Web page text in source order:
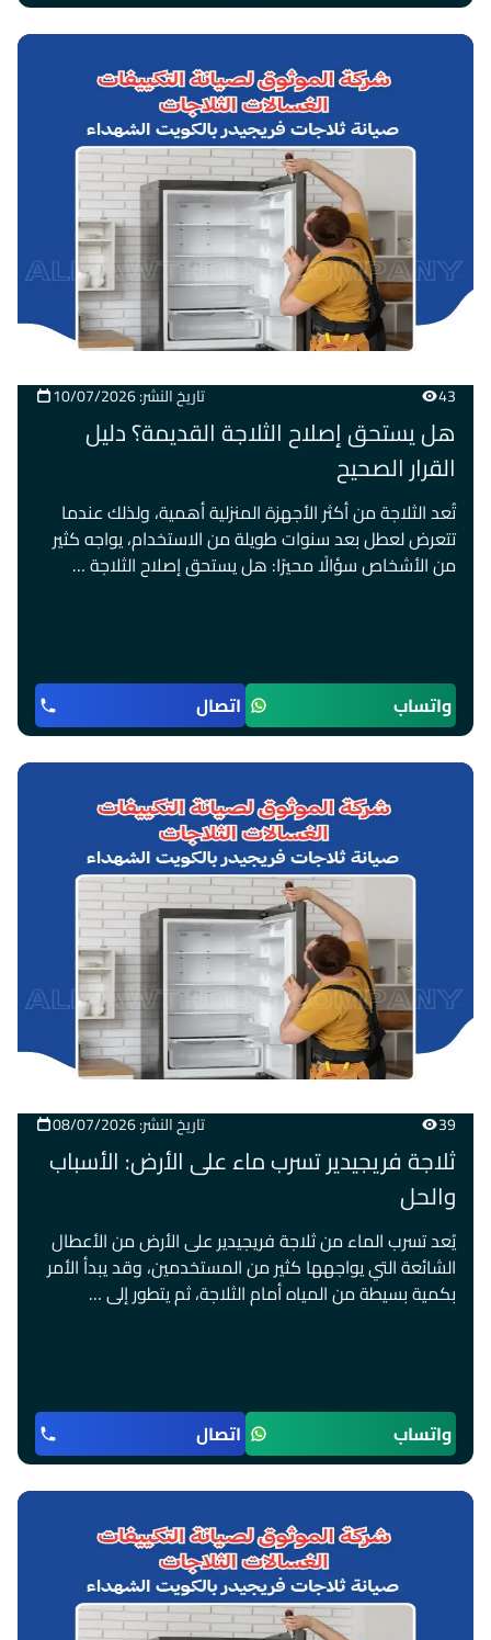
43 تاريخ النشر: 10/07/2026
هل يستحق إصلاح الثلاجة القديمة؟ دليل
القرار الصحيح
تُعد الثلاجة من أكثر الأجهزة المنزلية أهمية، ولذلك عندما
تتعرض لعطل بعد سنوات طويلة من الاستخدام، يواجه كثير
من الأشخاص سؤالًا محيرًا: هل يستحق إصلاح الثلاجة …
واتساب اتصال
39 تاريخ النشر: 08/07/2026
ثلاجة فريجيدير تسرب ماء على الأرض: الأسباب
والحل
يُعد تسرب الماء من ثلاجة فريجيدير على الأرض من الأعطال
الشائعة التي يواجهها كثير من المستخدمين، وقد يبدأ الأمر
بكمية بسيطة من المياه أمام الثلاجة، ثم يتطور إلى …
واتساب اتصال